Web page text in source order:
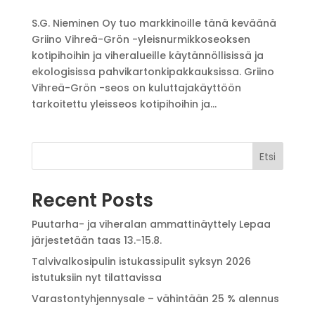
S.G. Nieminen Oy tuo markkinoille tänä keväänä
Griino Vihreä-Grön -yleisnurmikkoseoksen
kotipihoihin ja viheralueille käytännöllisissä ja
ekologisissa pahvikartonkipakkauksissa. Griino
Vihreä-Grön -seos on kuluttajakäyttöön
tarkoitettu yleisseos kotipihoihin ja...
Etsi
Recent Posts
Puutarha- ja viheralan ammattinäyttely Lepaa
järjestetään taas 13.-15.8.
Talvivalkosipulin istukassipulit syksyn 2026
istutuksiin nyt tilattavissa
Varastontyhjennysale – vähintään 25 % alennus